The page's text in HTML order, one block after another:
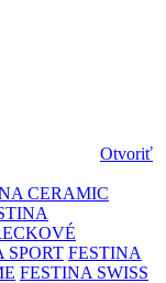
Otvoriť
CERAMIC
SPORT FESTINA
FESTINA SWISS